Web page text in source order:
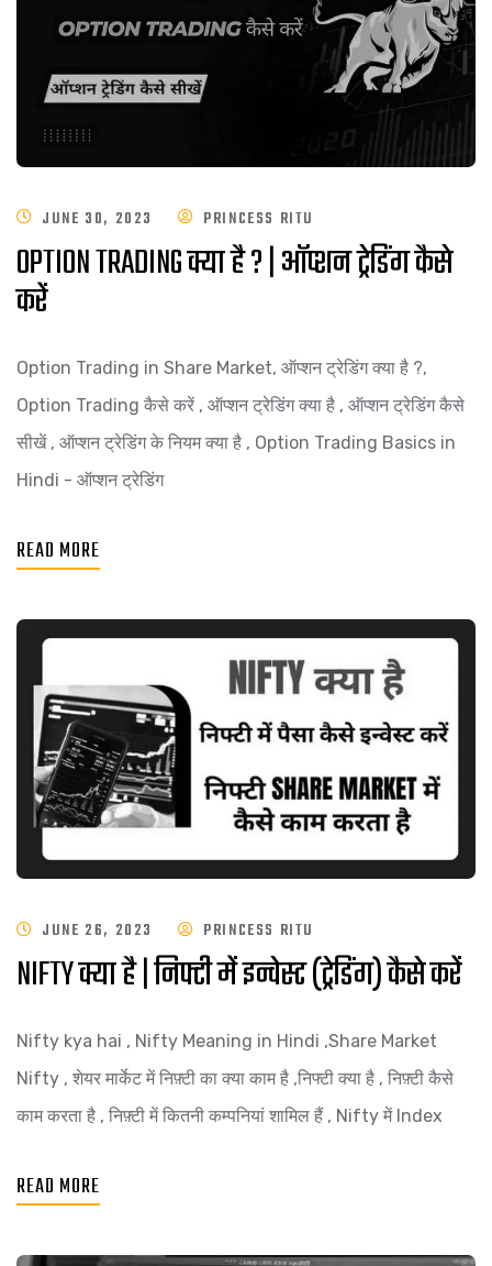
JUNE 30, 2023 PRINCESS RITU
OPTION TRADING क्या है ? | ऑप्शन ट्रेडिंग कैसे
करें
Option Trading in Share Market, ऑप्शन ट्रेडिंग क्या है ?,
Option Trading कैसे करें , ऑप्शन ट्रेडिंग क्या है , ऑप्शन ट्रेडिंग कैसे
सीखें , ऑप्शन ट्रेडिंग के नियम क्या है , Option Trading Basics in
Hindi - ऑप्शन ट्रेडिंग
READ MORE
JUNE 26, 2023 PRINCESS RITU
NIFTY क्या है | निफ्टी में इन्वेस्ट (ट्रेडिंग) कैसे करें
Nifty kya hai , Nifty Meaning in Hindi ,Share Market
Nifty , शेयर मार्केट में निफ़्टी का क्या काम है ,निफ्टी क्या है , निफ़्टी कैसे
काम करता है , निफ़्टी में कितनी कम्पनियां शामिल हैं , Nifty में Index
READ MORE